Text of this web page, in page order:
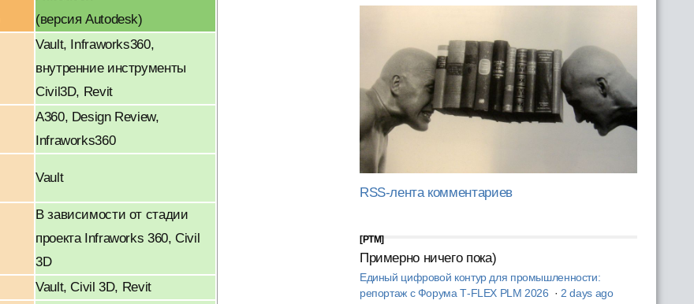
(версия Autodesk)
Vault, Infraworks360,
внутренние инструменты
Civil3D, Revit
A360, Design Review,
Infraworks360
Vault
В зависимости от стадии
проекта Infraworks 360, Civil
3D
Vault, Civil 3D, Revit
RSS-лента комментариев
[PTM]
Примерно ничего пока)
Единый цифровой контур для промышленности:
репортаж с Форума T‑FLEX PLM 2026 · 2 days ago